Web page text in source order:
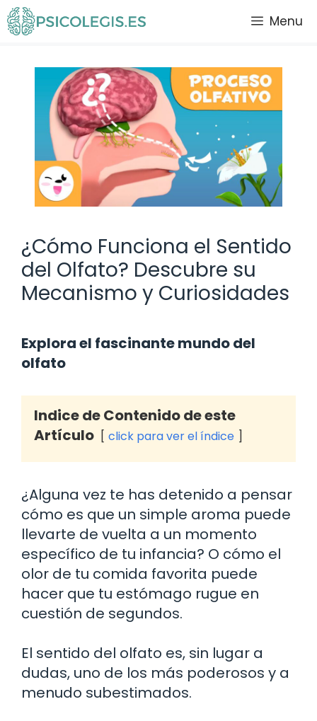
Saltar
al
Menu
¿Cómo Funciona el Sentido
del Olfato? Descubre su
Mecanismo y Curiosidades
Explora el fascinante mundo del
olfato
Indice de Contenido de este
Artículo
click para ver el índice
¿Alguna vez te has detenido a pensar
cómo es que un simple aroma puede
llevarte de vuelta a un momento
específico de tu infancia? O cómo el
olor de tu comida favorita puede
hacer que tu estómago rugue en
cuestión de segundos.
El sentido del olfato es, sin lugar a
dudas, uno de los más poderosos y a
menudo subestimados.